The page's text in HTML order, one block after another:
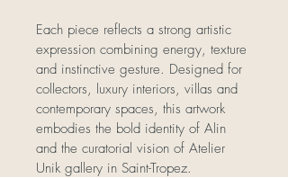
Each piece reflects a strong artistic
expression combining energy, texture
and instinctive gesture. Designed for
collectors, luxury interiors, villas and
contemporary spaces, this artwork
embodies the bold identity of Alin
and the curatorial vision of Atelier
Unik gallery in Saint-Tropez.